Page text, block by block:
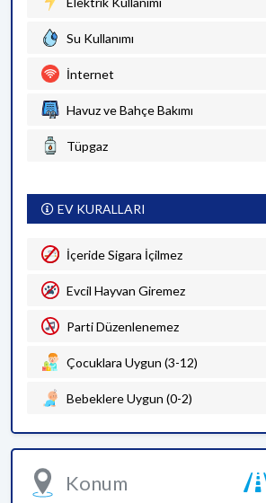
Su Kullanımı
İnternet
Havuz ve Bahçe Bakımı
Tüpgaz
EV KURALLARI
İçeride Sigara İçilmez
Evcil Hayvan Giremez
Parti Düzenlenemez
Çocuklara Uygun (3-12)
Bebeklere Uygun (0-2)
Konum